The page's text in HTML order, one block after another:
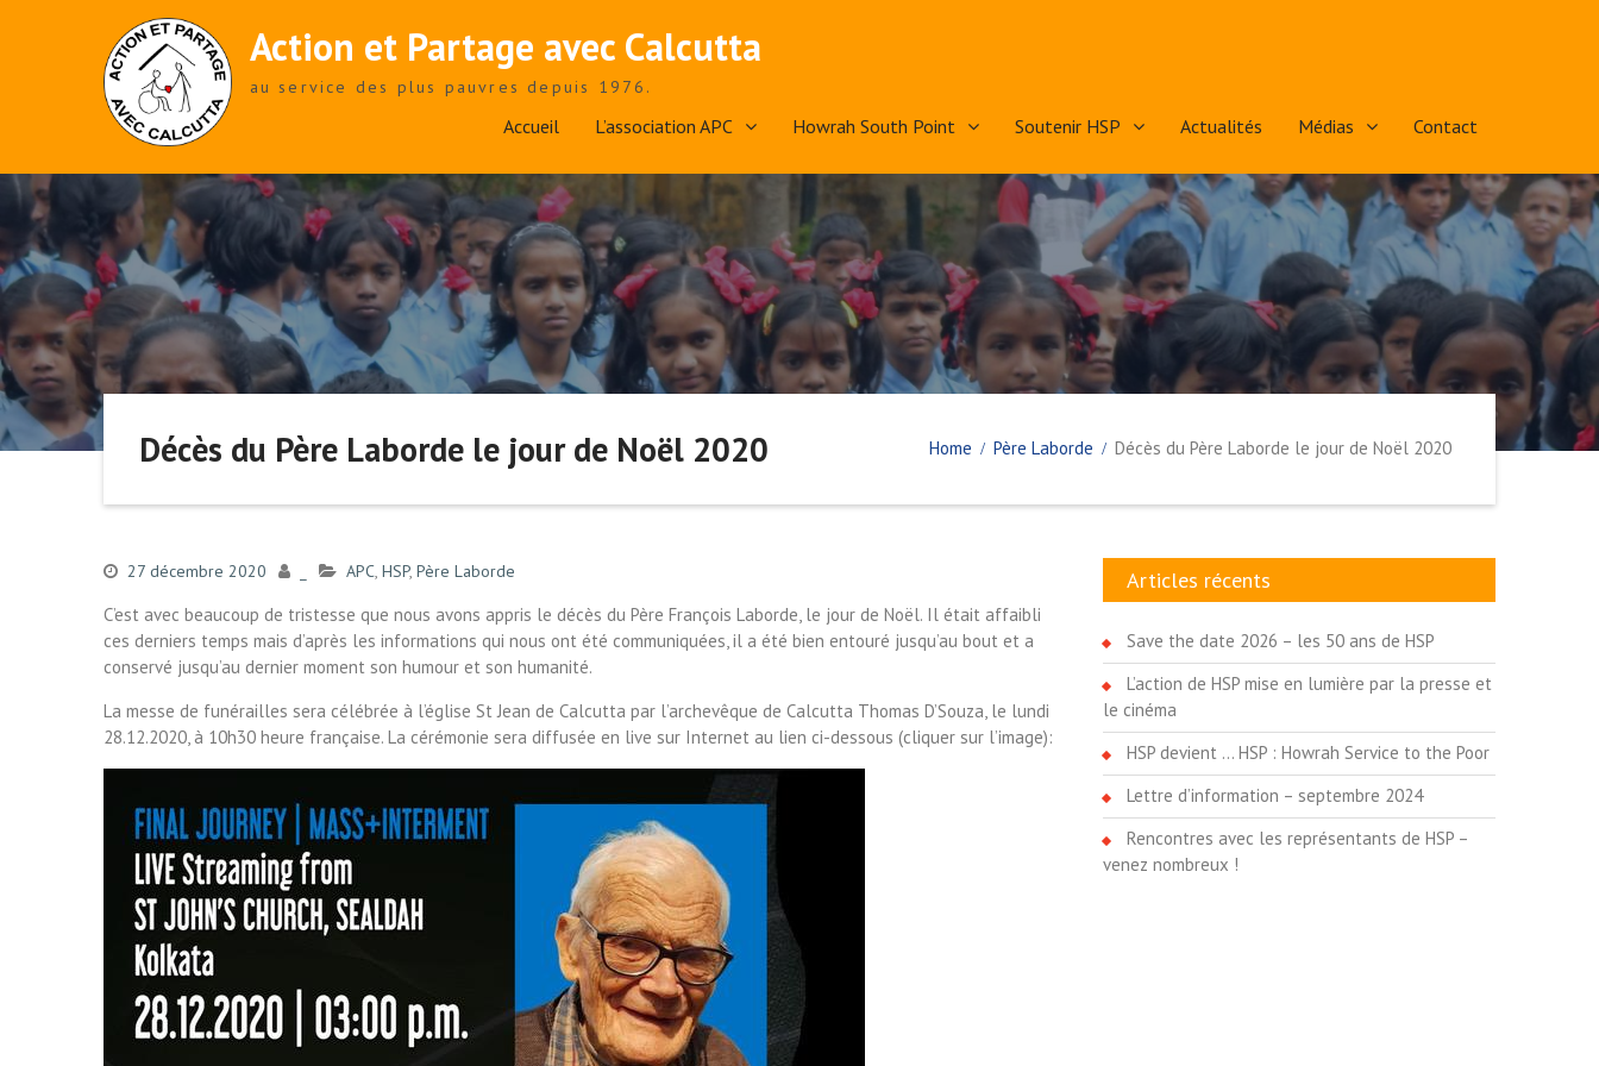
Action et Partage avec Calcutta
au service des plus pauvres depuis 1976.
Accueil L’association APC Howrah South Point Soutenir HSP Actualités Médias Contact
Décès du Père Laborde le jour de Noël 2020 Home Père Laborde Décès du Père Laborde le jour de Noël 2020
27 décembre 2020 APC, HSP, Père Laborde
C’est avec beaucoup de tristesse que nous avons appris le décès du Père François Laborde, le jour de Noël. Il était affaibli
ces derniers temps mais d’après les informations qui nous ont été communiquées, il a été bien entouré jusqu’au bout et a
conservé jusqu’au dernier moment son humour et son humanité.
La messe de funérailles sera célébrée à l’église St Jean de Calcutta par l’archevêque de Calcutta Thomas D’Souza, le lundi
28.12.2020, à 10h30 heure française. La cérémonie sera diffusée en live sur Internet au lien ci-dessous (cliquer sur l’image):
Articles récents
Save the date 2026 – les 50 ans de HSP
L’action de HSP mise en lumière par la presse et
le cinéma
HSP devient … HSP : Howrah Service to the Poor
Lettre d’information – septembre 2024
Rencontres avec les représentants de HSP –
venez nombreux !